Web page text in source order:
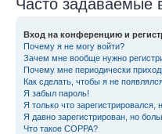
Часто задаваемые
Вход на конференцию и
Почему я не могу войти?
Зачем мне вообще нужно
Почему мне периодически
Как сделать, чтобы я не
Я забыл пароль!
Я только что зарегистрировался,
Я давно зарегистрирован, но
Что такое COPPA?